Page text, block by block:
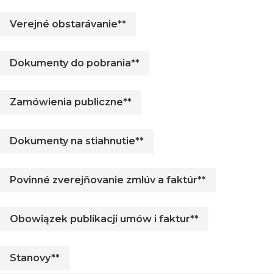
Verejné obstarávanie**
Dokumenty do pobrania**
Zamówienia publiczne**
Dokumenty na stiahnutie**
Povinné zverejňovanie zmlúv a faktúr**
Obowiązek publikacji umów i faktur**
Stanovy**